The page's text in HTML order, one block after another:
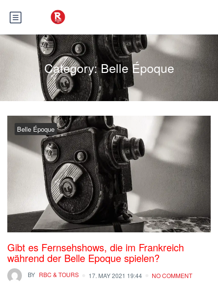
Category:Belle Époque
Belle Époque
Gibt es Fernsehshows, die im Frankreich
während der Belle Epoque spielen?
BY RBC & TOURS 17. MAY 2021 19:44 NO COMMENT